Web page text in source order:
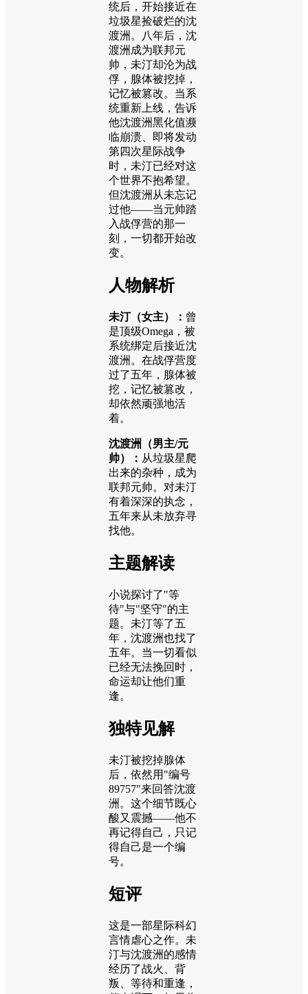
统后，开始接近在
垃圾星捡破烂的沈
渡洲。八年后，沈
渡洲成为联邦元
帅，未汀却沦为战
俘，腺体被挖掉，
记忆被篡改。当系
统重新上线，告诉
他沈渡洲黑化值濒
临崩溃、即将发动
第四次星际战争
时，未汀已经对这
个世界不抱希望。
但沈渡洲从未忘记
过他——当元帅踏
入战俘营的那一
刻，一切都开始改
变。
人物解析
未汀（女主）： 曾
是顶级Omega，被
系统绑定后接近沈
渡洲。在战俘营度
过了五年，腺体被
挖，记忆被篡改，
却依然顽强地活
着。
沈渡洲（男主/元
帅）： 从垃圾星爬
出来的杂种，成为
联邦元帅。对未汀
有着深深的执念，
五年来从未放弃寻
找他。
主题解读
小说探讨了"等
待"与"坚守"的主
题。未汀等了五
年，沈渡洲也找了
五年。当一切看似
已经无法挽回时，
命运却让他们重
逢。
独特见解
未汀被挖掉腺体
后，依然用"编号
89757"来回答沈渡
洲。这个细节既心
酸又震撼——他不
再记得自己，只记
得自己是一个编
号。
短评
这是一部星际科幻
言情虐心之作。未
汀与沈渡洲的感情
经历了战火、背
叛、等待和重逢，